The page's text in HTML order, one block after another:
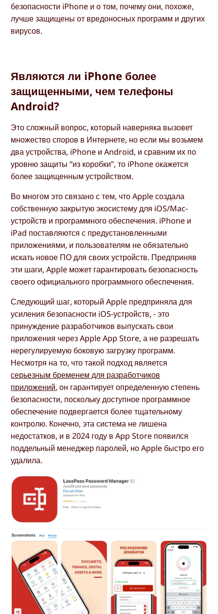
безопасности iPhone и о том, почему они, похоже,
лучше защищены от вредоносных программ и других
вирусов.
Являются ли iPhone более
защищенными, чем телефоны
Android?
Это сложный вопрос, который наверняка вызовет
множество споров в Интернете, но если мы возьмем
два устройства, iPhone и Android, и сравним их по
уровню защиты “из коробки”, то iPhone окажется
более защищенным устройством.
Во многом это связано с тем, что Apple создала
собственную закрытую экосистему для iOS/Mac-
устройств и программного обеспечения. iPhone и
iPad поставляются с предустановленными
приложениями, и пользователям не обязательно
искать новое ПО для своих устройств. Предприняв
эти шаги, Apple может гарантировать безопасность
своего официального программного обеспечения.
Следующий шаг, который Apple предприняла для
усиления безопасности iOS-устройств, - это
принуждение разработчиков выпускать свои
приложения через Apple App Store, а не разрешать
нерегулируемую боковую загрузку программ.
Несмотря на то, что такой подход является
серьезным бременем для разработчиков
приложений, он гарантирует определенную степень
безопасности, поскольку доступное программное
обеспечение подвергается более тщательному
контролю. Конечно, эта система не лишена
недостатков, и в 2024 году в App Store появился
поддельный менеджер паролей, но Apple быстро его
удалила.